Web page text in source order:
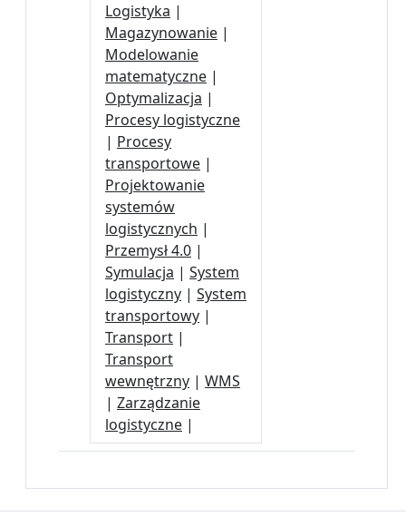
Logistyka |
Magazynowanie |
Modelowanie
matematyczne |
Optymalizacja |
Procesy logistyczne
| Procesy
transportowe |
Projektowanie
systemów
logistycznych |
Przemysł 4.0 |
Symulacja | System
logistyczny | System
transportowy |
Transport |
Transport
wewnętrzny | WMS
| Zarządzanie
logistyczne |